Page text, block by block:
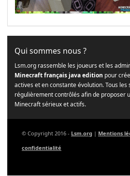
Qui sommes nous ?
Lsm.org rassemble les joueurs et les
Minecraft français java edition pour
actives et en constante évolution. Tous les
régulièrement contrôlés afin de proposer
Minecraft sérieux et actifs.
© Copyright 2016 - Lsm.org | Mentions
confidentialité